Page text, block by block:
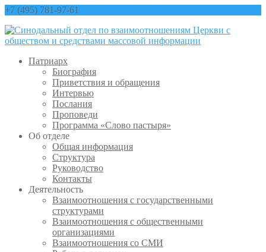
+7 (495) 781-97-61
Патриарх
Биография
Приветствия и обращения
Интервью
Послания
Проповеди
Программа «Слово пастыря»
Об отделе
Общая информация
Структура
Руководство
Контакты
Деятельность
Взаимоотношения с государственными
структурами
Взаимоотношения с общественными
организациями
Взаимоотношения со СМИ